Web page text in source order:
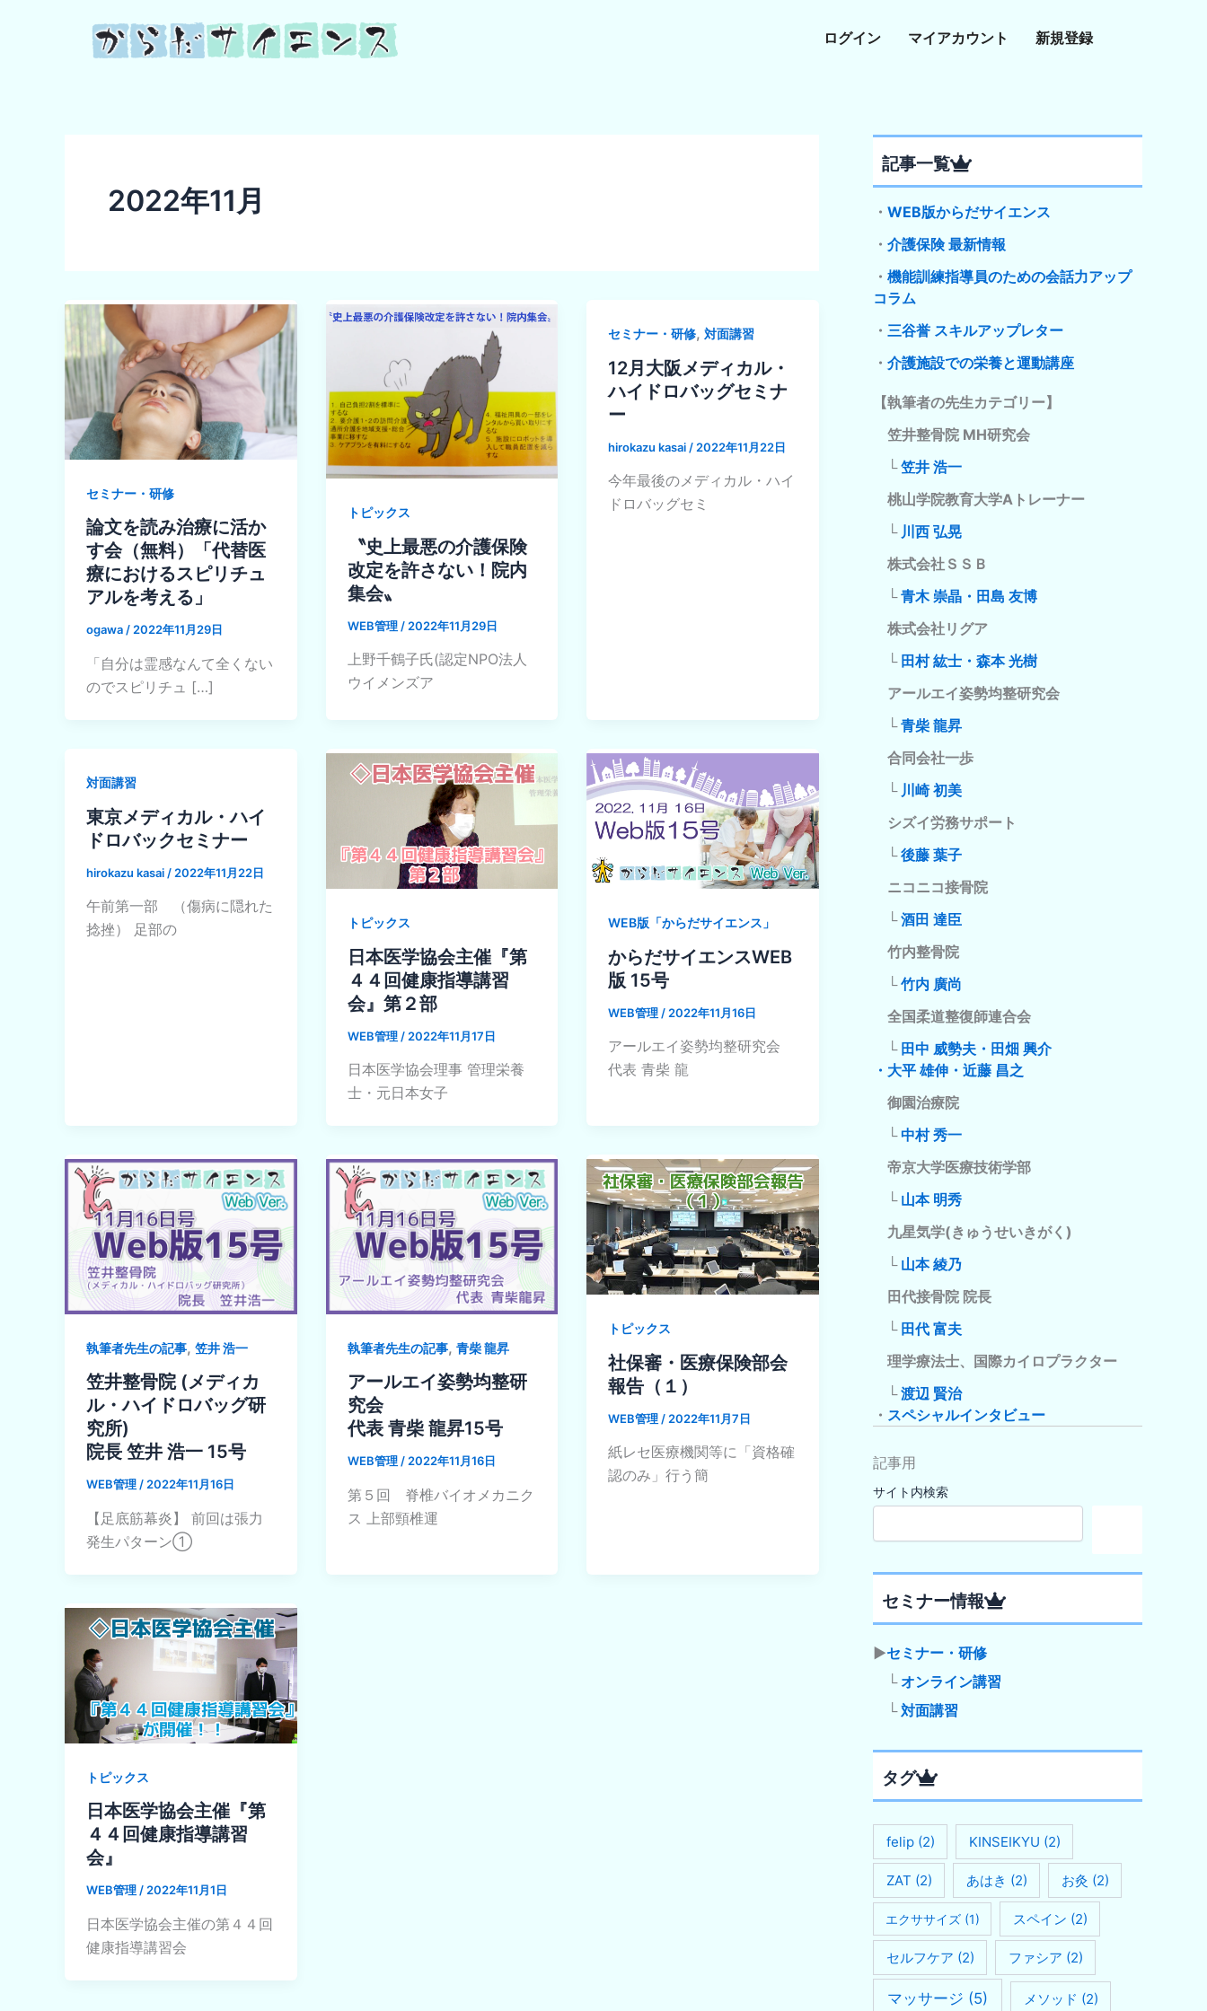
ログイン マイアカウント 新規登録
2022年11月
セミナー・研修
論文を読み治療に活か
す会（無料）「代替医
療におけるスピリチュ
アルを考える」
ogawa/2022年11月29日
「自分は霊感なんて全くない
のでスピリチュ […]
トピックス
〝史上最悪の介護保険
改定を許さない！院内
集会〟
WEB管理 / 2022年11月29日
上野千鶴子氏(認定NPO法人
ウイメンズア
セミナー・研修,対面講習
12月大阪メディカル・
ハイドロバッグセミナ
ー
hirokazu kasai / 2022年11月22日
今年最後のメディカル・ハイ
ドロバッグセミ
対面講習
東京メディカル・ハイ
ドロバックセミナー
hirokazu kasai / 2022年11月22日
午前第一部 （傷病に隠れた
捻挫） 足部の
トピックス
日本医学協会主催『第
４４回健康指導講習
会』第２部
WEB管理 / 2022年11月17日
日本医学協会理事 管理栄養
士・元日本女子
WEB版「からだサイエンス」
からだサイエンスWEB
版 15号
WEB管理 / 2022年11月16日
アールエイ姿勢均整研究会
代表 青柴 龍
執筆者先生の記事, 笠井 浩一
笠井整骨院 (メディカ
ル・ハイドロバッグ研
究所)
院長 笠井 浩一 15号
WEB管理/2022年11月16日
【足底筋幕炎】 前回は張力
発生パターン①
執筆者先生の記事, 青柴 龍昇
アールエイ姿勢均整研
究会
代表 青柴 龍昇15号
WEB管理/2022年11月16日
第５回 脊椎バイオメカニク
ス 上部頸椎運
トピックス
社保審・医療保険部会
報告（１）
WEB管理 / 2022年11月7日
紙レセ医療機関等に「資格確
認のみ」行う簡
トピックス
日本医学協会主催『第
４４回健康指導講習
会』
WEB管理/2022年11月1日
日本医学協会主催の第４４回
健康指導講習会
記事一覧
・ WEB版からだサイエンス
・ 介護保険 最新情報
・ 機能訓練指導員のための会話力アップ
コラム
・ 三谷誉 スキルアップレター
・ 介護施設での栄養と運動講座
【執筆者の先生カテゴリー】
笠井整骨院 MH研究会
└笠井 浩一
桃山学院教育大学Aトレーナー
└ 川西 弘晃
株式会社ＳＳＢ
└青木 崇晶・田島 友博
株式会社リグア
└ 田村 紘士・森本 光樹
アールエイ姿勢均整研究会
└青柴 龍昇
合同会社一歩
└ 川崎 初美
シズイ労務サポート
└後藤 葉子
ニコニコ接骨院
└酒田 達臣
竹内整骨院
└竹内 廣尚
全国柔道整復師連合会
└ 田中 威勢夫・田畑 興介
・大平 雄伸・近藤 昌之
御園治療院
└中村 秀一
帝京大学医療技術学部
└ 山本 明秀
九星気学(きゅうせいきがく)
└ 山本 綾乃
田代接骨院 院長
└ 田代 富夫
理学療法士、国際カイロプラクター
└渡辺 賢治
・ スペシャルインタビュー
記事用
サイト内検索
セミナー情報
▶セミナー・研修
└ オンライン講習
└対面講習
タグ
felip(2) KINSEIKYU (2)
ZAT (2) あはき (2) お灸 (2)
エクササイズ(1) スペイン (2)
セルフケア (2) ファシア (2)
マッサージ (5) メソッド (2)